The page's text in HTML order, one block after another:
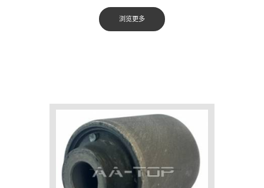
浏览更多